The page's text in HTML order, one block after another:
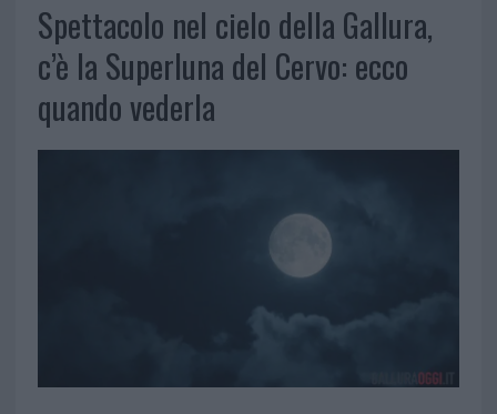
Spettacolo nel cielo della Gallura,
c’è la Superluna del Cervo: ecco
quando vederla